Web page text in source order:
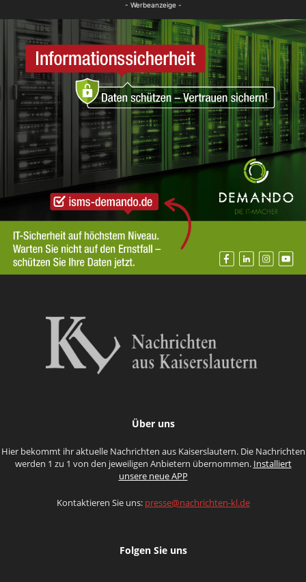
- Werbeanzeige -
Über uns
Hier bekommt ihr aktuelle Nachrichten aus Kaiserslautern. Die Nachrichten
werden 1 zu 1 von den jeweiligen Anbietern übernommen. Installiert
unsere neue APP
Kontaktieren Sie uns: presse@nachrichten-kl.de
Folgen Sie uns